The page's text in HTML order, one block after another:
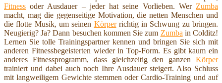
Fitness oder Ausdauer – jeder hat seine Vorlieben. Wer Zumba
macht, mag die gegenseitige Motivation, die netten Menschen und
die flotte Musik, um seinen Körperrichtig in Schwung zu bringen.
Neugierig? Ja? Dann besuchen kommen Sie zum Zumba in Colditz!
Lernen Sie tolle Trainingspartner kennen und bringen Sie sich mit
anderen Fitnessbegeisterten wieder in Top-Form. Es gibt kaum ein
anderes Fitnessprogramm, dass gleichzeitig den ganzen Körper
trainiert und dabei auch noch Ihre Ausdauer steigert. Also Schluss
mit langweiligem Gewichte stemmen oder Cardio-Training und auf